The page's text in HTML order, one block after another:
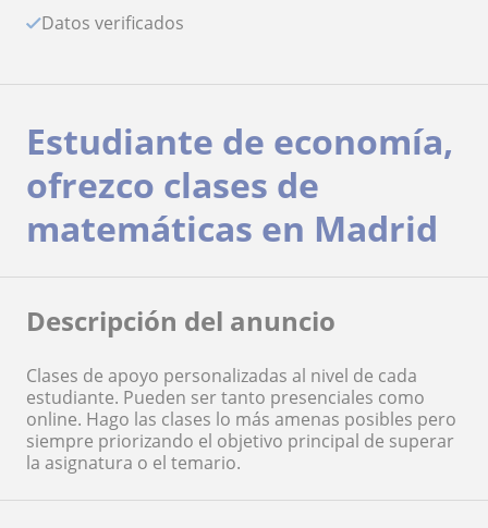
Datos verificados
Estudiante de economía,
ofrezco clases de
matemáticas en Madrid
Descripción del anuncio
Clases de apoyo personalizadas al nivel de cada
estudiante. Pueden ser tanto presenciales como
online. Hago las clases lo más amenas posibles pero
siempre priorizando el objetivo principal de superar
la asignatura o el temario.